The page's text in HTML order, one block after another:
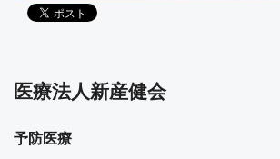
医療法人新産健会
予防医療